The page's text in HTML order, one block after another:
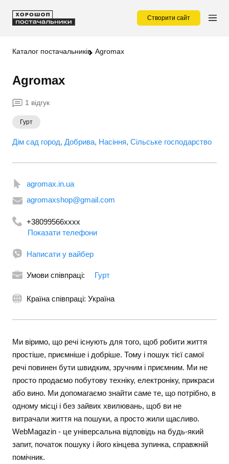
Створити сайт
Каталог постачальників Agromax
Agromax
1 відгук
Гурт
Дім сад город Добрива Насіння Сільське господарство
agromax.in.ua
agromaxshop@gmail.com
+38099566xxxx
Показати телефони
Написати у вайбер
Умови співпраці: Гурт
Країна співпраці: Україна
Ми віримо, що речі існують для того, щоб робити життя
простіше, приємніше і добріше. Тому і пошук тієї самої
речі повинен бути швидким, зручним і приємним. Ми не
просто продаємо побутову техніку, електроніку, прикраси
або вино. Ми допомагаємо знайти саме те, що потрібно, в
одному місці і без зайвих хвилювань, щоб ви не
витрачали життя на пошуки, а просто жили щасливо.
WebMagazin - це універсальна відповідь на будь-який
запит, початок пошуку і його кінцева зупинка, справжній
помічник.